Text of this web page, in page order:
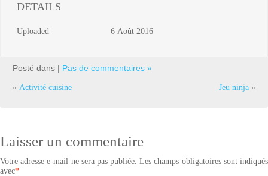
DETAILS
Uploaded 6 Août 2016
Posté dans | Pas de commentaires »
« Activité cuisine Jeu ninja »
Laisser un commentaire
Votre adresse e-mail ne sera pas publiée. Les champs obligatoires sont indiqués
avec*